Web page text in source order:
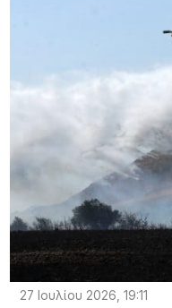
27 Ιουλίου 2026, 19:11